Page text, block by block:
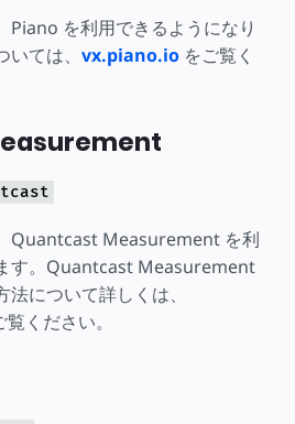
Piano を利用できるようになり
ては、 vx.piano.io をご覧く
Quantcast Measurement を利
す。Quantcast Measurement
について詳しくは、
覧ください。